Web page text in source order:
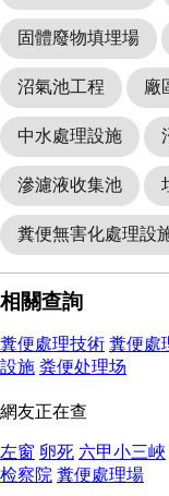
固體廢物填埋場
沼氣池工程 廠
中水處理設施
滲濾液收集池
糞便無害化處理設
相關查詢
糞便處理技術 糞便處
設施 粪便处理场
網友正在查
左窗 卵死 六甲小三峽
检察院 糞便處理場